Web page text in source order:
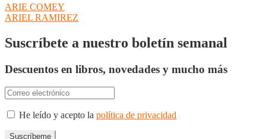
Navegación
de
entradas
Anterior:
ARIE COMEY
Siguiente:
ARIEL RAMIREZ
Suscríbete a nuestro boletín semanal
Descuentos en libros, novedades y mucho más
He leído y acepto la política de privacidad